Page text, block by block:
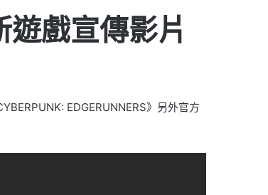
戲宣傳影片
EDGERUNNERS》另外官方